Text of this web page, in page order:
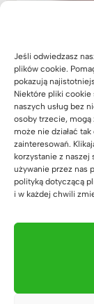
Jeśli odwiedzasz
plików cookie.
pokazują
Niektóre pliki
naszych usług bez
osoby trzecie, mogą
może nie działać
zainteresowań.
korzystanie z naszej
używanie przez nas
polityką dotyczącą
i w każdej chwili